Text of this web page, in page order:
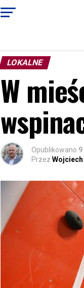
LOKALNE
W
Opublikowano
Przez Wojciech